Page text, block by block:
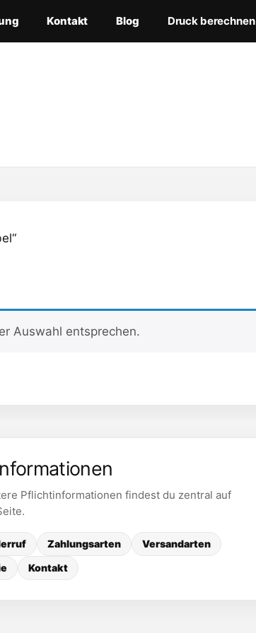
Kontakt Blog Druck berechnen
Auswahl entsprechen.
Pflichtinformationen findest du zentral auf
Zahlungsarten
Versandarten
Kontakt